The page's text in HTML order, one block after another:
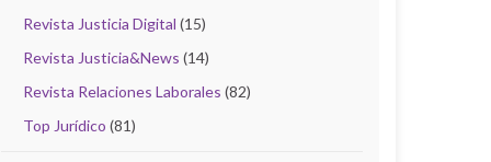
Revista Justicia Digital (15)
Revista Justicia&News (14)
Revista Relaciones Laborales (82)
Top Jurídico (81)